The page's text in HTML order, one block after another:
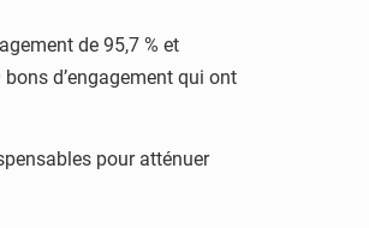
de 95,7 % et
d’engagement qui ont
pour atténuer